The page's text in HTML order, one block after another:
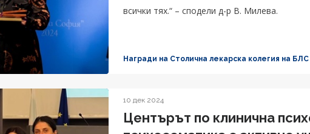
всички тях.“ – сподели д-р В. Милева.
Награди на Столична лекарска колегия на
10 дек 2024
Центърът по клинична